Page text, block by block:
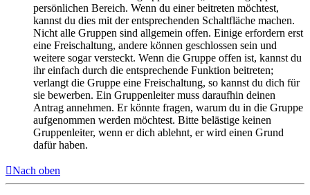
persönlichen Bereich. Wenn du einer beitreten möchtest,
kannst du dies mit der entsprechenden Schaltfläche machen.
Nicht alle Gruppen sind allgemein offen. Einige erfordern erst
eine Freischaltung, andere können geschlossen sein und
weitere sogar versteckt. Wenn die Gruppe offen ist, kannst du
ihr einfach durch die entsprechende Funktion beitreten;
verlangt die Gruppe eine Freischaltung, so kannst du dich für
sie bewerben. Ein Gruppenleiter muss daraufhin deinen
Antrag annehmen. Er könnte fragen, warum du in die Gruppe
aufgenommen werden möchtest. Bitte belästige keinen
Gruppenleiter, wenn er dich ablehnt, er wird einen Grund
dafür haben.
Nach oben